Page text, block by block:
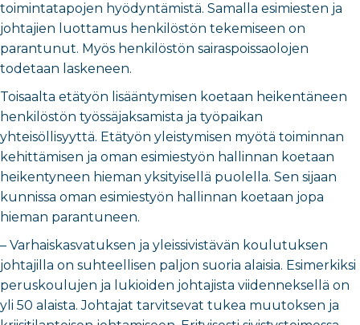
toimintatapojen hyödyntämistä. Samalla esimiesten ja
johtajien luottamus henkilöstön tekemiseen on
parantunut. Myös henkilöstön sairaspoissaolojen
todetaan laskeneen.
Toisaalta etätyön lisääntymisen koetaan heikentäneen
henkilöstön työssäjaksamista ja työpaikan
yhteisöllisyyttä. Etätyön yleistymisen myötä toiminnan
kehittämisen ja oman esimiestyön hallinnan koetaan
heikentyneen hieman yksityisellä puolella. Sen sijaan
kunnissa oman esimiestyön hallinnan koetaan jopa
hieman parantuneen.
– Varhaiskasvatuksen ja yleissivistävän koulutuksen
johtajilla on suhteellisen paljon suoria alaisia. Esimerkiksi
peruskoulujen ja lukioiden johtajista viidenneksellä on
yli 50 alaista. Johtajat tarvitsevat tukea muutoksen ja